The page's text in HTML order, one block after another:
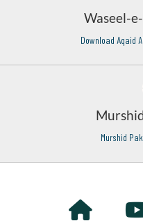
Waseel-
Download Aqaid
Murshid